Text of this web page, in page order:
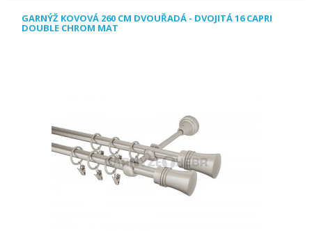
GARNÝŽ KOVOVÁ 260 CM DVOUŘADÁ - DVOJITÁ 16 CAPRI
DOUBLE CHROM MAT